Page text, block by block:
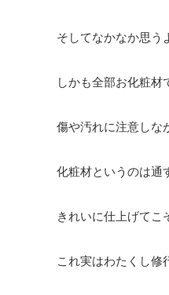
そしてなかなか思う
しかも全部お化粧材
傷や汚れに注意しな
化粧材というのは通
きれいに仕上げてこ
これ実はわたくし修